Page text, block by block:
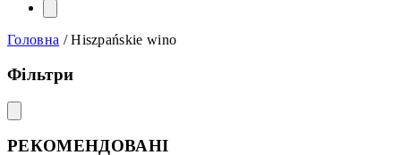
Головна /Hiszpańskie wino
Фільтри
РЕКОМЕНДОВАНІ